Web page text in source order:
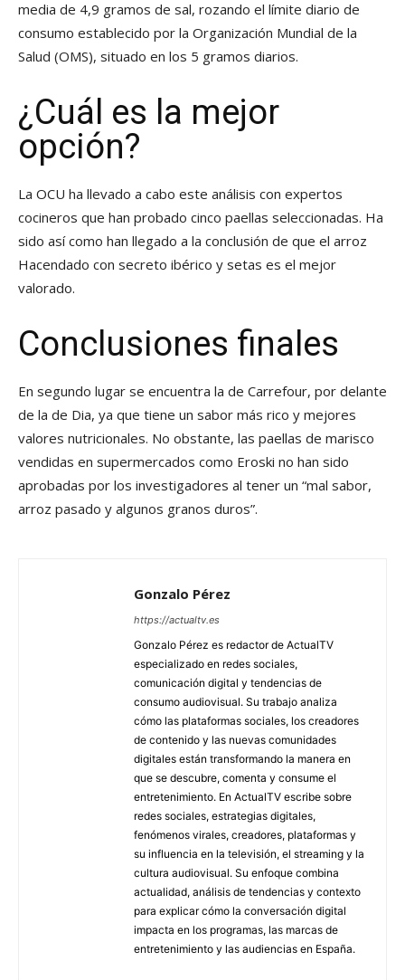
media de 4,9 gramos de sal, rozando el límite diario de
consumo establecido por la Organización Mundial de la
Salud (OMS), situado en los 5 gramos diarios.
¿Cuál es la mejor
opción?
La OCU ha llevado a cabo este análisis con expertos
cocineros que han probado cinco paellas seleccionadas. Ha
sido así como han llegado a la conclusión de que el arroz
Hacendado con secreto ibérico y setas es el mejor
valorado.
Conclusiones finales
En segundo lugar se encuentra la de Carrefour, por delante
de la de Dia, ya que tiene un sabor más rico y mejores
valores nutricionales. No obstante, las paellas de marisco
vendidas en supermercados como Eroski no han sido
aprobadas por los investigadores al tener un “mal sabor,
arroz pasado y algunos granos duros”.
Gonzalo Pérez
https://actualtv.es
Gonzalo Pérez es redactor de ActualTV
especializado en redes sociales,
comunicación digital y tendencias de
consumo audiovisual. Su trabajo analiza
cómo las plataformas sociales, los creadores
de contenido y las nuevas comunidades
digitales están transformando la manera en
que se descubre, comenta y consume el
entretenimiento. En ActualTV escribe sobre
redes sociales, estrategias digitales,
fenómenos virales, creadores, plataformas y
su influencia en la televisión, el streaming y la
cultura audiovisual. Su enfoque combina
actualidad, análisis de tendencias y contexto
para explicar cómo la conversación digital
impacta en los programas, las marcas de
entretenimiento y las audiencias en España.